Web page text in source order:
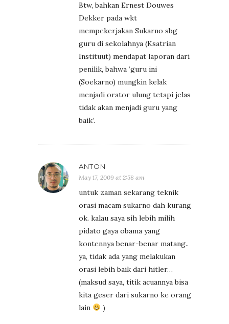
Btw, bahkan Ernest Douwes
Dekker pada wkt
mempekerjakan Sukarno sbg
guru di sekolahnya (Ksatrian
Instituut) mendapat laporan dari
penilik, bahwa ‘guru ini
(Soekarno) mungkin kelak
menjadi orator ulung tetapi jelas
tidak akan menjadi guru yang
baik’.
ANTON
May 17, 2009 at 2:58 am
untuk zaman sekarang teknik
orasi macam sukarno dah kurang
ok. kalau saya sih lebih milih
pidato gaya obama yang
kontennya benar-benar matang..
ya, tidak ada yang melakukan
orasi lebih baik dari hitler…
(maksud saya, titik acuannya bisa
kita geser dari sukarno ke orang
lain
)